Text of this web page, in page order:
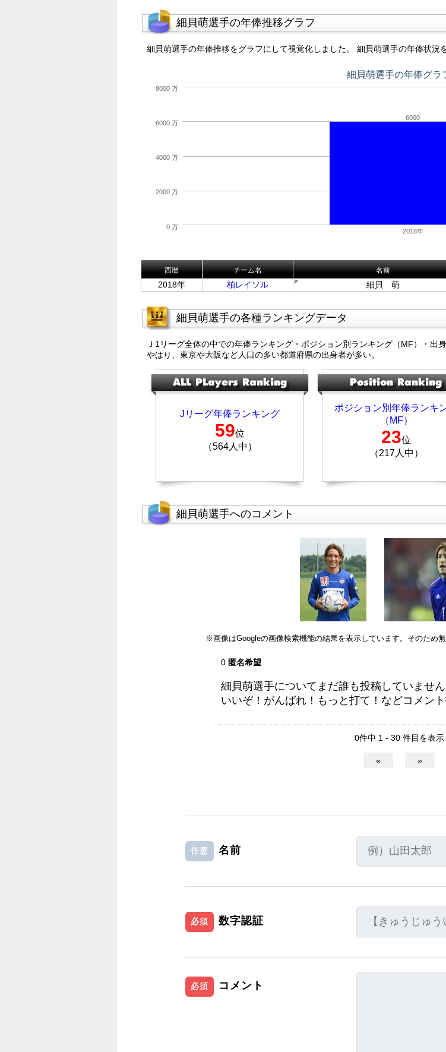
細貝萌選手の年俸推移グラフ
細貝萌選手の年俸推移をグラフにして視覚化しました。 細貝萌選手の年俸状況
細貝萌選手の年俸グラ
6000
2018年
0 万
2000 万
4000 万
6000 万
8000 万
西暦 チーム名 名前
2018年 柏レイソル 細貝 萌
細貝萌選手の各種ランキングデータ
Ｊ1リーグ全体の中での年俸ランキング・ポジション別ランキング（MF）・出
やはり、東京や大阪など人口の多い都道府県の出身者が多い。
Jリーグ年俸ランキング
59位
（564人中）
ポジション別年俸ランキ
（MF）
23位
（217人中）
細貝萌選手へのコメント
※画像はGoogleの画像検索機能の結果を表示しています。そのため
0 匿名希望
細貝萌選手についてまだ誰も投稿していません
いいぞ！がんばれ！もっと打て！などコメント
0件中 1 - 30 件目を表示
« »
任意 名前
必須 数字認証
必須 コメント